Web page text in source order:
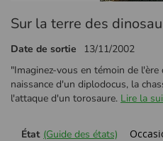
au
de
la
Galerie
d’images
Sur la terre des
Date de sortie
13/11/2002
"Imaginez-vous en témoin de
naissance d'un diplodocus, la
l'attaque d'un torosaure. Lire la
État (Guide des états)